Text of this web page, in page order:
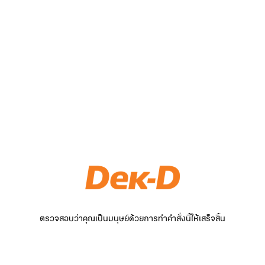
ตรวจสอบว่าคุณเป็นมนุษย์ด้วยการทำคำสั่งนี้ให้เสร็จสิ้น